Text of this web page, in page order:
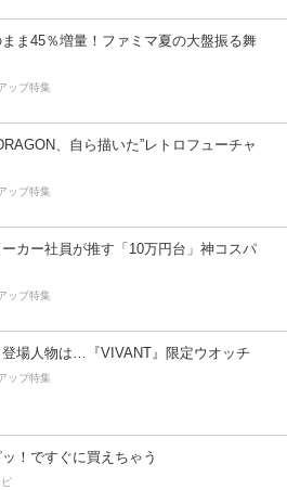
ま45％増量！ファミマ夏の大盤振る舞
ップ特集
、自ら描いた”レトロフューチャ
ップ特集
ーカー社員が推す「10万円台」神コスパ
ップ特集
場人物は…『VIVANT』限定ウオッチ
ップ特集
！ですぐに買えちゃう
ピ